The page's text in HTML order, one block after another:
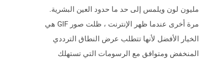
مليون لون ويلمس إلى حد ما حدود العين البشرية.
مرة أخرى عندما ظهر الإنترنت ، ظلت صور GIF هي
الخيار الأفضل لأنها تتطلب عرض النطاق الترددي
المنخفض ومتوافق مع الرسومات التي تستهلك